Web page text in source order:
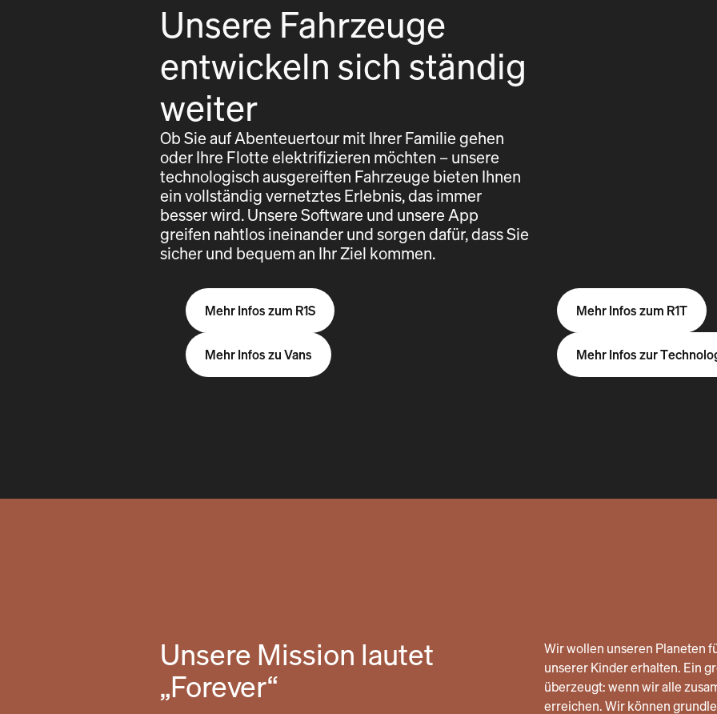
Unsere Fahrzeuge
entwickeln sich ständig
weiter
Ob Sie auf Abenteuertour mit Ihrer Familie gehen
oder Ihre Flotte elektrifizieren möchten – unsere
technologisch ausgereiften Fahrzeuge bieten Ihnen
ein vollständig vernetztes Erlebnis, das immer
besser wird. Unsere Software und unsere App
greifen nahtlos ineinander und sorgen dafür, dass Sie
sicher und bequem an Ihr Ziel kommen.
Mehr Infos zum R1S Mehr Infos zum R1T
Mehr Infos zu Vans Mehr Infos zur
Unsere Mission lautet
„Forever“
Wir wollen unseren Planeten
unserer Kinder erhalten. Ein
überzeugt: wenn wir alle
erreichen. Wir können